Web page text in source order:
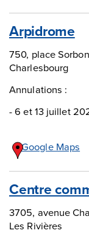
Arpidrome
750, place
Charlesbourg
Annulations :
- 6 et 13 juillet
Google Maps
Centre
3705, avenue
Les Rivières